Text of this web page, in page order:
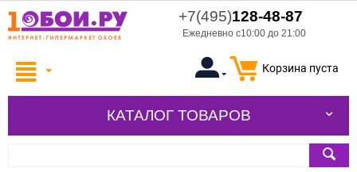
+7(495)128-48-87
Ежедневно с10:00 до 21:00
Корзина пуста
КАТАЛОГ ТОВАРОВ